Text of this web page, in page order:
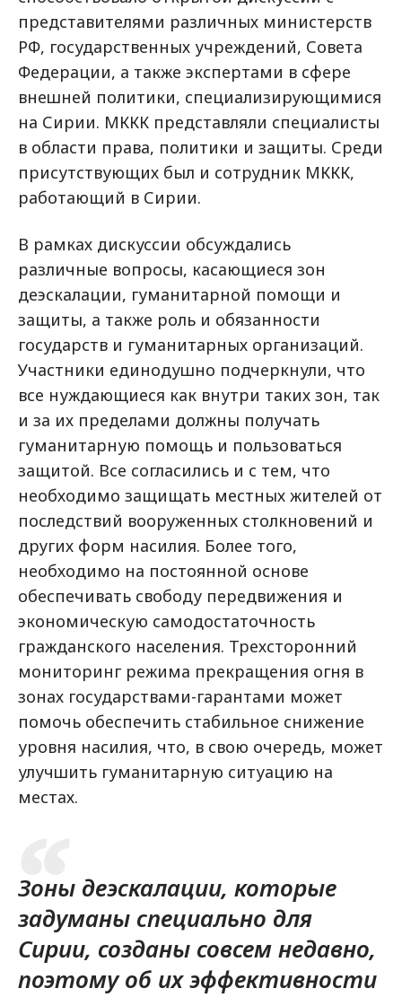
представителями различных министерств
РФ, государственных учреждений, Совета
Федерации, а также экспертами в сфере
внешней политики, специализирующимися
на Сирии. МККК представляли специалисты
в области права, политики и защиты. Среди
присутствующих был и сотрудник МККК,
работающий в Сирии.
В рамках дискуссии обсуждались
различные вопросы, касающиеся зон
деэскалации, гуманитарной помощи и
защиты, а также роль и обязанности
государств и гуманитарных организаций.
Участники единодушно подчеркнули, что
все нуждающиеся как внутри таких зон, так
и за их пределами должны получать
гуманитарную помощь и пользоваться
защитой. Все согласились и с тем, что
необходимо защищать местных жителей от
последствий вооруженных столкновений и
других форм насилия. Более того,
необходимо на постоянной основе
обеспечивать свободу передвижения и
экономическую самодостаточность
гражданского населения. Трехсторонний
мониторинг режима прекращения огня в
зонах государствами-гарантами может
помочь обеспечить стабильное снижение
уровня насилия, что, в свою очередь, может
улучшить гуманитарную ситуацию на
местах.
Зоны деэскалации, которые
задуманы специально для
Сирии, созданы совсем недавно,
поэтому об их эффективности